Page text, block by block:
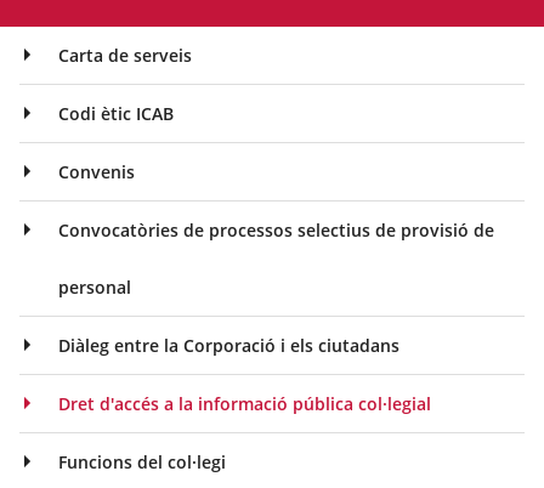
Carta de serveis
Codi ètic ICAB
Convenis
Convocatòries de processos selectius de provisió de
personal
Diàleg entre la Corporació i els ciutadans
Dret d'accés a la informació pública col·legial
Funcions del col·legi